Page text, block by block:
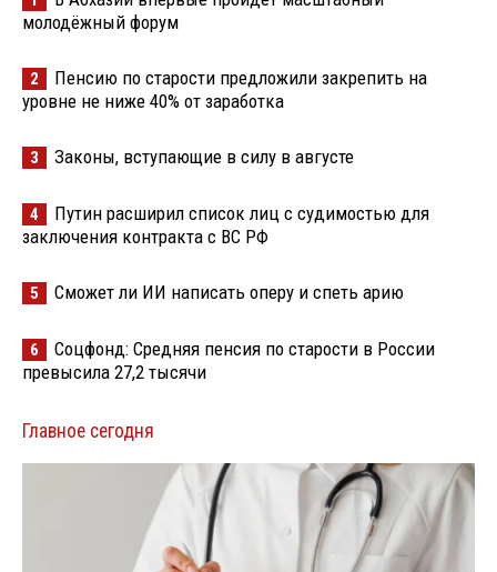
молодёжный форум
2
Пенсию по старости предложили закрепить на
уровне не ниже 40% от заработка
3 Законы, вступающие в силу в августе
4
Путин расширил список лиц с судимостью для
заключения контракта с ВС РФ
5 Сможет ли ИИ написать оперу и спеть арию
6
Соцфонд: Средняя пенсия по старости в России
превысила 27,2 тысячи
Главное сегодня